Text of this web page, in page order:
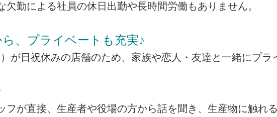
欠勤による社員の休日出勤や長時間労働もありません。
、プライベートも充実♪
が日祝休みの店舗のため、家族や恋人・友達と一緒にプラ
フが直接、生産者や役場の方から話を聞き、生産物に触